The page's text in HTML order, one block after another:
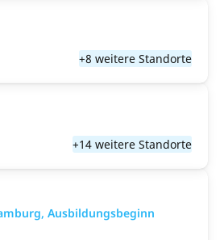
+8 weitere Standorte
+14 weitere Standorte
Ausbildungsbeginn